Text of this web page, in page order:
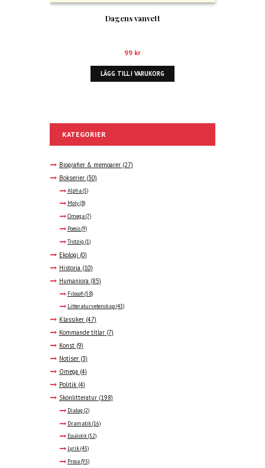
Dagens vanvett
99 kr
LÄGG TILL I VARUKORG
KATEGORIER
Biografier & memoarer (27)
Bokserier (30)
Alpha(5)
Moly(8)
Omega(7)
Poesis(9)
Trotzig (1)
Ekologi (0)
Historia (10)
Humaniora (85)
Filosofi(58)
Litteraturvetenskap(43)
Klassiker (47)
Kommande titlar (7)
Konst (9)
Notiser (3)
Omega (4)
Politik (4)
Skönlitteratur (198)
Dialog (2)
Dramatik(16)
Essäistik(52)
Lyrik(45)
Prosa(95)